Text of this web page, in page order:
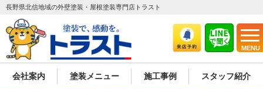
MENU
長野県北信地域の外壁塗装・屋根塗装専門店トラスト
会社案内 塗装メニュー 施工事例 スタッフ紹介